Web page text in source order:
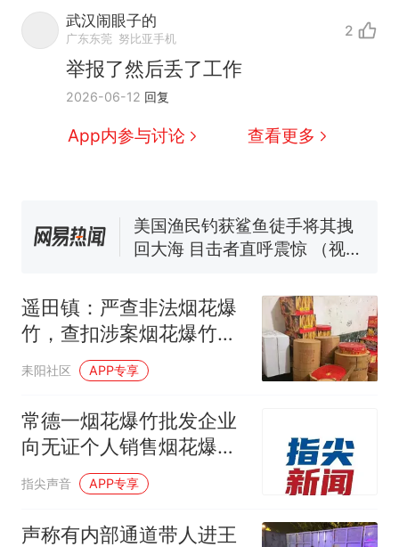
武汉闹眼子的
广东东莞 努比亚手机 2
举报了然后丢了工作
2026-06-12 回复
App内参与讨论 查看更多
因老师一句“跟我回家”改写了
人生
新 制裁瓜子饺子，美国怕什
么？
费大厨“全国小炒肉大王”称
号，仅凭视频评出？中国烹饪
协会回应
男子上山采菌偶然发现鸡枞菌
来源：参考消息）
笔试第一被第二名传话劝弃考
官方通报
因老师一句“跟我回家”改写了
人生
遥田镇：严查非法烟花爆
竹，查扣涉案烟花爆竹
150余件！
耒阳社区 APP专享
常德一烟花爆竹批发企业
向无证个人销售烟花爆竹
被依法查处
指尖声音 APP专享
声称有内部通道带人进王